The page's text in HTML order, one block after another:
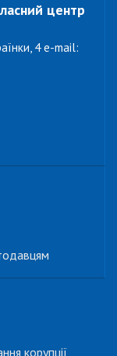
центр
4 e-mail:
корупції